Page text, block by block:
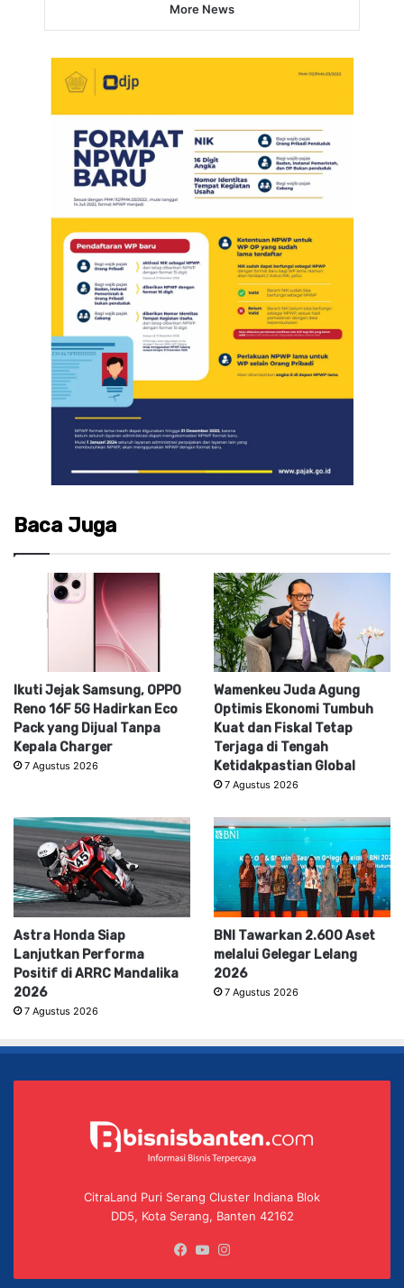
More News
Baca Juga
Ikuti Jejak Samsung, OPPO
Reno 16F 5G Hadirkan Eco
Pack yang Dijual Tanpa
Kepala Charger
7 Agustus 2026
Wamenkeu Juda Agung
Optimis Ekonomi Tumbuh
Kuat dan Fiskal Tetap
Terjaga di Tengah
Ketidakpastian Global
7 Agustus 2026
Astra Honda Siap
Lanjutkan Performa
Positif di ARRC Mandalika
2026
7 Agustus 2026
BNI Tawarkan 2.600 Aset
melalui Gelegar Lelang
2026
7 Agustus 2026
CitraLand Puri Serang Cluster Indiana Blok
DD5, Kota Serang, Banten 42162
Facebook
YouTube